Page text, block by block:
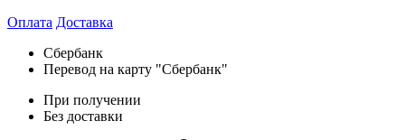
Оплата Доставка
Сбербанк
Перевод на карту "Сбербанк"
При получении
Без доставки